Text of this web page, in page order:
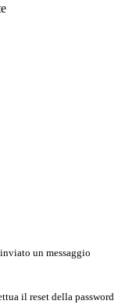
un messaggio
il reset della password